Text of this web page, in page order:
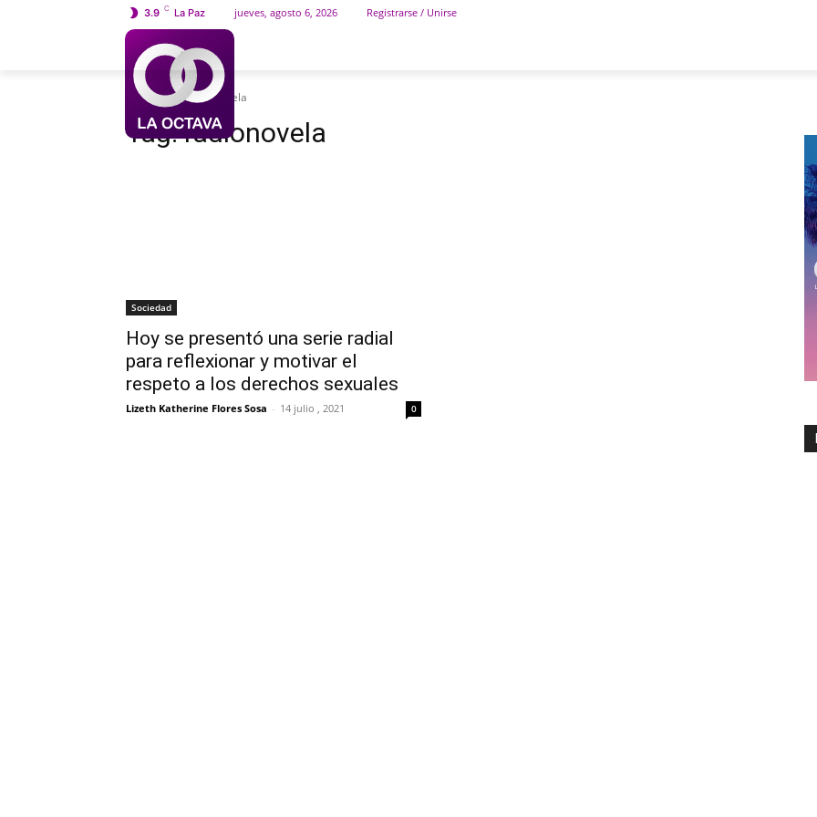
3.9 C La Paz jueves, agosto 6, 2026 Registrarse / Unirse
Etiquetas Radionovela
Tag:radionovela
Sociedad
Hoy se presentó una serie radial
para reflexionar y motivar el
respeto a los derechos sexuales
Lizeth Katherine Flores Sosa - 14 julio , 2021 0